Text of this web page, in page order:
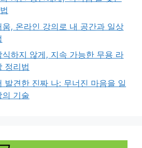
, 온라인 강의로 내 공간과 일상
하지 않게, 지속 가능한 무용 라
정리법
발견한 진짜 나: 무너진 마음을 일
의 기술